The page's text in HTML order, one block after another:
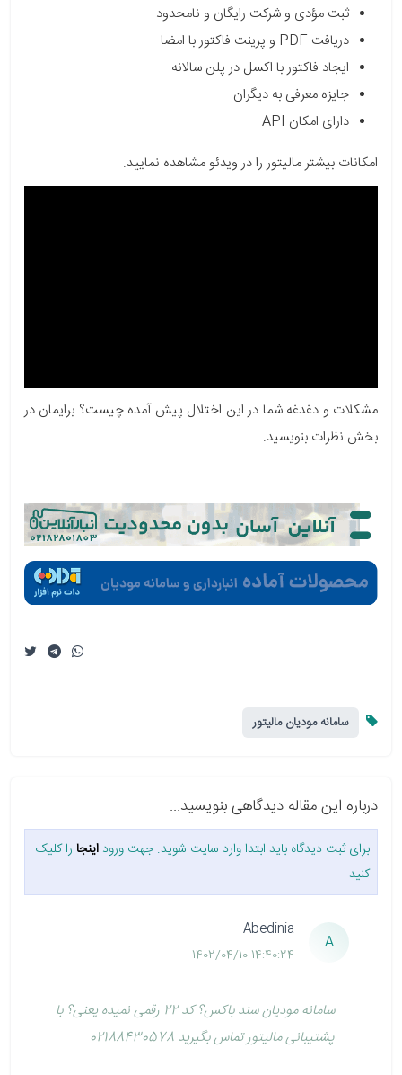
ثبت مؤدی و شرکت رایگان و نامحدود
دریافت PDF و پرینت فاکتور با امضا
ایجاد فاکتور با اکسل در پلن سالانه
جایزه معرفی به دیگران
دارای امکان API
امکانات بیشتر مالیتور را در ویدئو مشاهده نمایید.
مشکلات و دغدغه شما در این اختلال پیش آمده چیست؟ برایمان در
بخش نظرات بنویسید.
سامانه مودیان مالیتور
درباره این مقاله دیدگاهی بنویسید...
برای ثبت دیدگاه باید ابتدا وارد سایت شوید. جهت ورود اینجا را کلیک
کنید
A
Abedinia
1402/04/10-14:40:24
سامانه مودیان سند باکس؟ کد 22 رقمی نمیده یعنی؟ با
پشتیبانی مالیتور تماس بگیرید 02188430578